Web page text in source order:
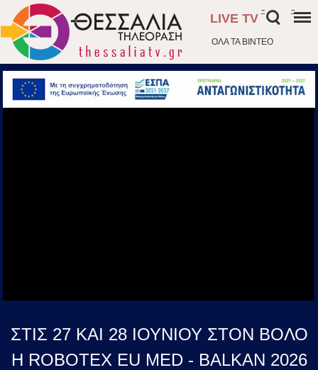
ΟΛΑ ΤΑ ΒΙΝΤΕΟ
LIVE TV
- -
ΣΤΙΣ 27 ΚΑΙ 28 ΙΟΥΝΙΟΥ ΣΤΟΝ ΒΟΛΟ
Η ROBOTEX EU MED - BALKAN 2026